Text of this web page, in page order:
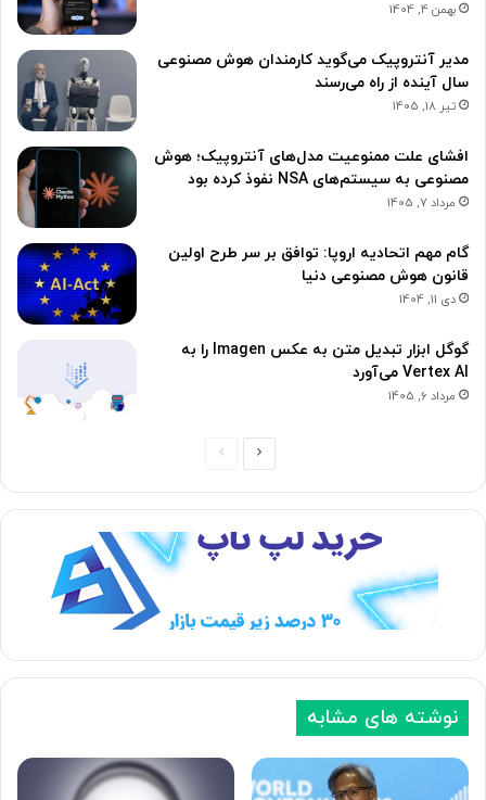
بهمن 4, 1404
مدیر آنتروپیک می‌گوید کارمندان هوش مصنوعی
سال آینده از راه می‌رسند
تیر 18, 1405
افشای علت ممنوعیت مدل‌های آنتروپیک؛ هوش
مصنوعی به سیستم‌های NSA نفوذ کرده بود
مرداد 7, 1405
گام مهم اتحادیه اروپا: توافق بر سر طرح اولین
قانون هوش مصنوعی دنیا
دی 11, 1404
گوگل ابزار تبدیل متن به عکس Imagen را به
Vertex AI می‌آورد
مرداد 6, 1405
ح
ه
ی
ح
ه
ی
نوشته های مشابه